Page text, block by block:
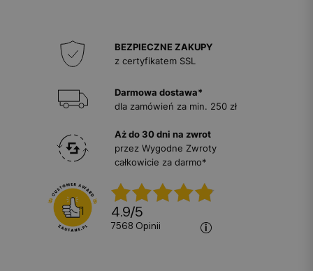
BEZPIECZNE ZAKUPY
z certyfikatem SSL
Darmowa dostawa*
dla zamówień za min. 250 zł
Aż do 30 dni na zwrot
przez Wygodne Zwroty
całkowicie za darmo*
4.9/5
7568 opinii